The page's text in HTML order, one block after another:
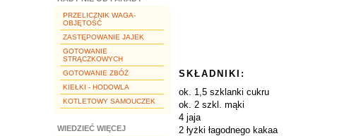
PRZELICZNIK WAGA-
OBJĘTOŚĆ
ZASTĘPOWANIE JAJEK
GOTOWANIE
STRĄCZKOWYCH
GOTOWANIE ZBÓŻ
KIEŁKI - HODOWLA
KOTLETOWY SAMOUCZEK
WIEDZIEĆ WIĘCEJ
SKŁADNIKI:
ok. 1,5 szklanki cukru
ok. 2 szkl. mąki
4 jaja
2 łyżki łagodnego kakaa